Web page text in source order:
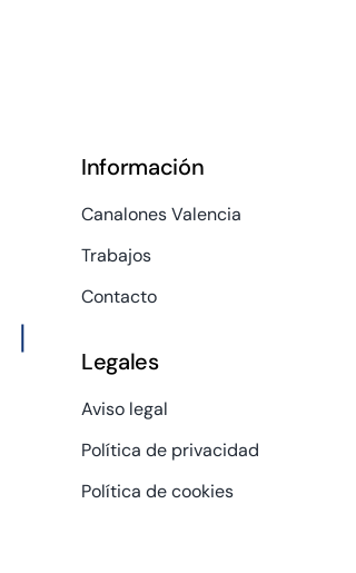
Información
Canalones Valencia
Trabajos
Contacto
Legales
Aviso legal
Política de privacidad
Política de cookies